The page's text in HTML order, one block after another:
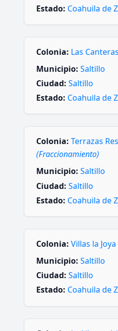
Estado: Coahuila de
Colonia: Las Canteras
Municipio: Saltillo
Ciudad: Saltillo
Estado: Coahuila de
Colonia: Terrazas
(Fraccionamiento)
Municipio: Saltillo
Ciudad: Saltillo
Estado: Coahuila de
Colonia: Villas la Joya
Municipio: Saltillo
Ciudad: Saltillo
Estado: Coahuila de